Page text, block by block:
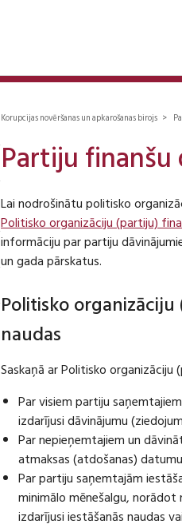
Korupcijas novēršanas un apkarošanas birojs >
Partiju
Lai nodrošinātu politisko
Politisko organizāciju (partiju)
informāciju par partiju
un gada pārskatus.
Politisko
naudas
Saskaņā ar Politisko
Par visiem partiju
izdarījusi dāvinājumu
Par nepieņemtajiem un
atmaksas (atdošanas)
Par partiju saņemtajām
minimālo mēnešalgu, norādot
izdarījusi iestāšanās naudas